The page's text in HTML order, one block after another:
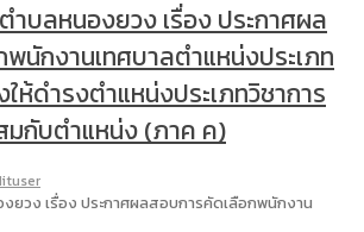
ำบลหนองยวง เรื่อง ประกาศผล
นักงานเทศบาลตำแหน่งประเภท
ห้ดำรงตำแหน่งประเภทวิชาการ
มกับตำแหน่ง (ภาค ค)
ยวง เรื่อง ประกาศผลสอบการคัดเลือกพนักงาน